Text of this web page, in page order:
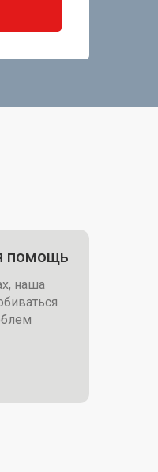
помощь
наша